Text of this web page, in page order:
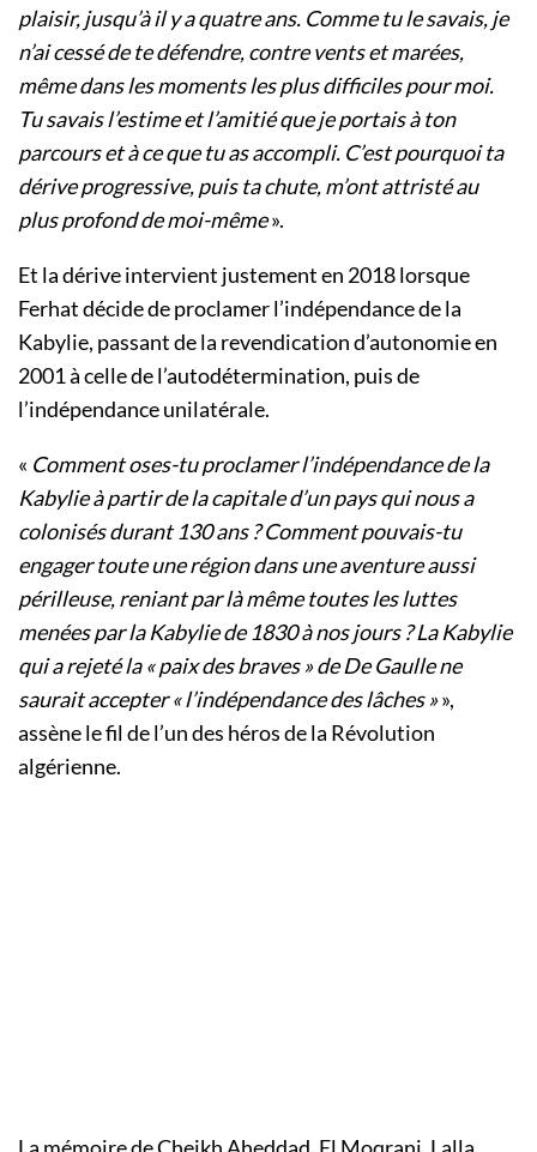
plaisir, jusqu’à il y a quatre ans. Comme tu le savais, je
n’ai cessé de te défendre, contre vents et marées,
même dans les moments les plus difficiles pour moi.
Tu savais l’estime et l’amitié que je portais à ton
parcours et à ce que tu as accompli. C’est pourquoi ta
dérive progressive, puis ta chute, m’ont attristé au
plus profond de moi-même».
Et la dérive intervient justement en 2018 lorsque
Ferhat décide de proclamer l’indépendance de la
Kabylie, passant de la revendication d’autonomie en
2001 à celle de l’autodétermination, puis de
l’indépendance unilatérale.
« Comment oses-tu proclamer l’indépendance de la
Kabylie à partir de la capitale d’un pays qui nous a
colonisés durant 130 ans ? Comment pouvais-tu
engager toute une région dans une aventure aussi
périlleuse, reniant par là même toutes les luttes
menées par la Kabylie de 1830 à nos jours ? La Kabylie
qui a rejeté la « paix des braves » de De Gaulle ne
saurait accepter « l’indépendance des lâches »»,
assène le fil de l’un des héros de la Révolution
algérienne.